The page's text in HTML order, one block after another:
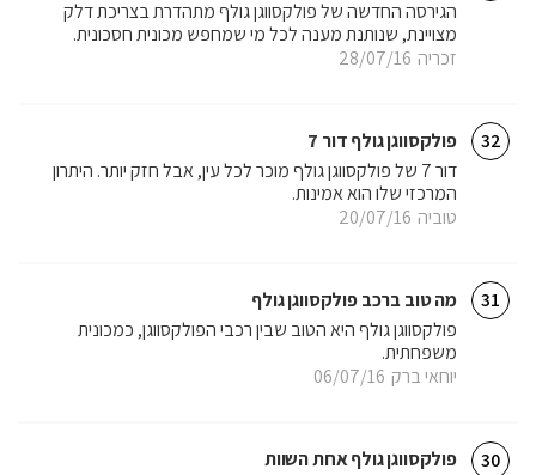
זכריה 28/07/16
הגירסה החדשה של פולקסווגן גולף מתהדרת בצריכת דלק
מצויינת, שנותנת מענה לכל מי שמחפש מכונית חסכונית.
32 פולקסווגן גולף דור 7
טוביה 20/07/16
דור 7 של פולקסווגן גולף מוכר לכל עין, אבל חזק יותר. היתרון
המרכזי שלו הוא אמינות.
31 מה טוב ברכב פולקסווגן גולף
יוחאי ברק 06/07/16
פולקסווגן גולף היא הטוב שבין רכבי הפולקסווגן, כמכונית
משפחתית.
30 פולקסווגן גולף אחת השוות